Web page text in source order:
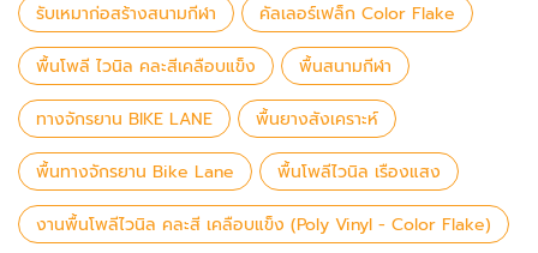
รับเหมาก่อสร้างสนามกีฬา คัลเลอร์เฟล็ก Color Flake
พื้นโพลี ไวนิล คละสีเคลือบแข็ง พื้นสนามกีฬา
ทางจักรยาน BIKE LANE พื้นยางสังเคราะห์
พื้นทางจักรยาน Bike Lane พื้นโพลีไวนิล เรืองแสง
งานพื้นโพลีไวนิล คละสี เคลือบแข็ง (Poly Vinyl - Color Flake)